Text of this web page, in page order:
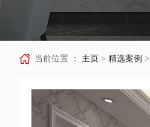
当前位置 ： 主页 > 精选案例 >